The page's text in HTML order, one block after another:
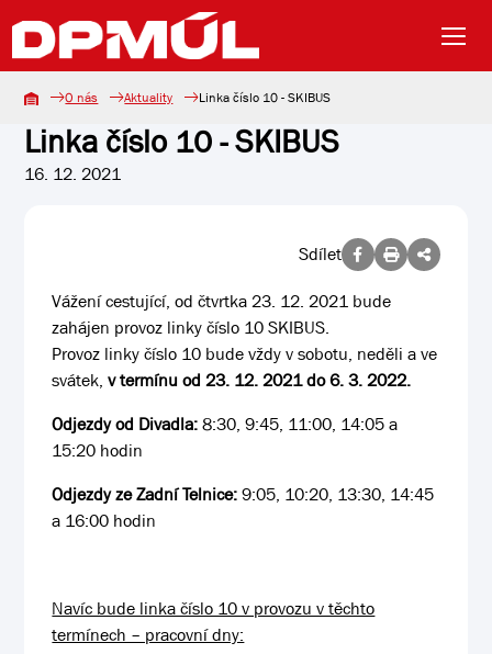
O nás Aktuality Linka číslo 10 - SKIBUS
Linka číslo 10 - SKIBUS
16. 12. 2021
Sdílet
Vážení cestující, od čtvrtka 23. 12. 2021 bude
zahájen provoz linky číslo 10 SKIBUS.
Provoz linky číslo 10 bude vždy v sobotu, neděli a ve
svátek,v termínu od 23. 12. 2021 do 6. 3. 2022.
Odjezdy od Divadla:8:30, 9:45, 11:00, 14:05 a
15:20 hodin
Odjezdy ze Zadní Telnice:9:05, 10:20, 13:30, 14:45
a 16:00 hodin
Navíc bude linka číslo 10 v provozu v těchto
termínech – pracovní dny: